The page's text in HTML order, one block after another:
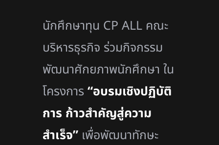
นักศึกษาทุน CP ALL คณะ
บริหารธุรกิจ ร่วมกิจกรรม
พัฒนาศักยภาพนักศึกษา ใน
โครงการ“อบรมเชิงปฏิบัติ
การ ก้าวสำคัญสู่ความ
สำเร็จ” เพื่อพัฒนาทักษะ